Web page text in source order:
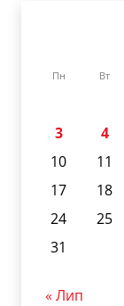
Пн Вт
3
4
10
11
17
18
24
25
31
« Лип